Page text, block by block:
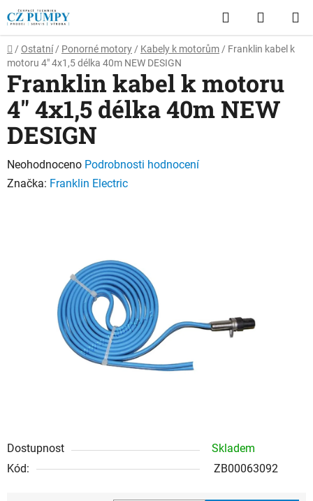
Přejít
na
obsah
Hledat
KOŠÍK
Domů
/ Ostatní / Ponorné motory / Kabely k motorům / Franklin kabel k
motoru 4" 4x1,5 délka 40m NEW DESIGN
Dostupnost
Skladem
Kód:
ZB00063092
Franklin kabel k motoru
4" 4x1,5 délka 40m NEW
DESIGN
Průměrné
hodnocení
Neohodnoceno Podrobnosti hodnocení
Značka: Franklin Electric